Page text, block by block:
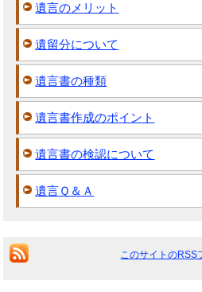
遺言のメリット
遺留分について
遺言書の種類
遺言書作成のポイント
遺言書の検認について
遺言Ｑ＆Ａ
このサイトのRSS